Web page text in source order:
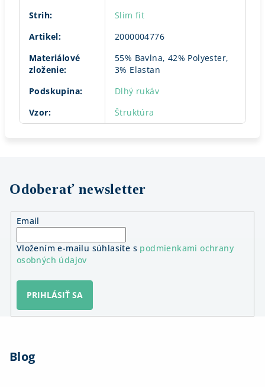
Strih:
Slim fit
Artikel:
2000004776
Materiálové
zloženie:
55% Bavlna, 42% Polyester,
3% Elastan
Podskupina:
Dlhý rukáv
Vzor: Štruktúra
Odoberať newsletter
Email
Vložením e-mailu súhlasíte s podmienkami ochrany
osobných údajov
PRIHLÁSIŤ SA
Blog